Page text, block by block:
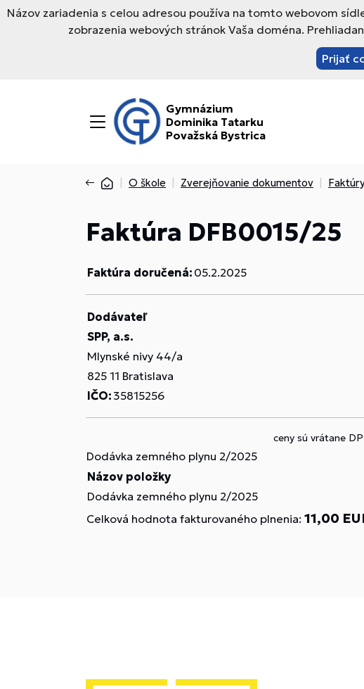
Názov zariadenia s celou adresou používa na tomto webovom
zobrazenia webových stránok Vaša doména.
Prijať
Gymnázium
Dominika Tatarku
Považská Bystrica
O škole Zverejňovanie dokumentov
Faktúra DFB0015/25
Faktúra doručená: 05.2.2025
Dodávateľ
SPP, a.s.
Mlynské nivy 44/a
825 11 Bratislava
IČO: 35815256
ceny sú vrátane
Dodávka zemného plynu 2/2025
Názov položky
Dodávka zemného plynu 2/2025
Celková hodnota fakturovaného plnenia: 11,00